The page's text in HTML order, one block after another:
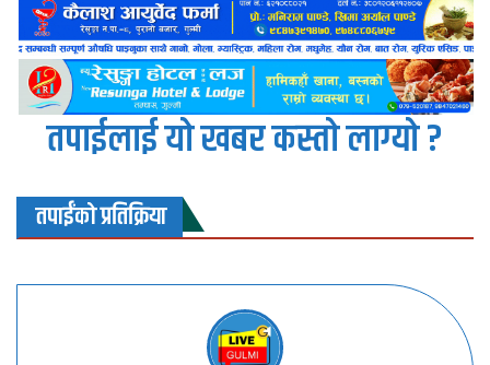
तपाईलाई यो खबर कस्तो लाग्यो ?
तपाईंको प्रतिक्रिया